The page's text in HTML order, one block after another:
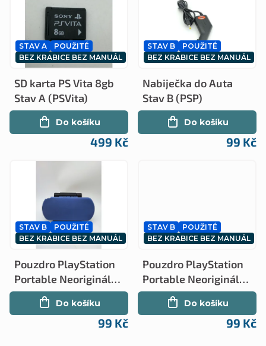
p
o
p
r
o
ů
STAV A
POUŽITÉ
BEZ KRABICE BEZ MANUÁL
SD karta PS Vita 8gb
Stav A (PSVita)
499 Kč
Do košíku
STAV B
POUŽITÉ
BEZ KRABICE BEZ MANUÁL
Nabiječka do Auta
Stav B (PSP)
99 Kč
Do košíku
STAV B
POUŽITÉ
BEZ KRABICE BEZ MANUÁL
Pouzdro PlayStation
Portable Neoriginál
Modrý Stav B (PSP)
99 Kč
Do košíku
STAV B
POUŽITÉ
BEZ KRABICE BEZ MANUÁL
Pouzdro PlayStation
Portable Neoriginál
Stav B (PSP)
99 Kč
Do košíku